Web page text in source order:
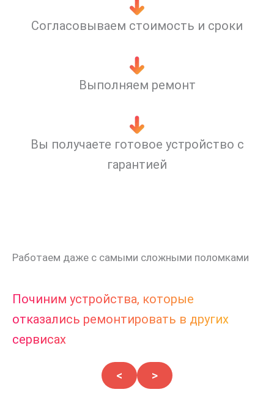
Согласовываем стоимость и сроки
Выполняем ремонт
Вы получаете готовое устройство с
гарантией
Работаем даже с самыми сложными поломками
Починим устройства, которые
отказались ремонтировать в других
сервисах
< >